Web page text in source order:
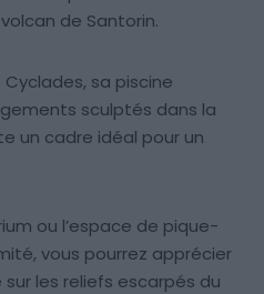
de Santorin.
sa piscine
sculptés dans la
un cadre idéal pour un
ou l’espace de pique-
vous pourrez apprécier
les reliefs escarpés du